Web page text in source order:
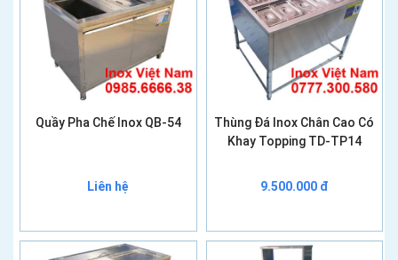
Quầy Pha Chế Inox QB-54
Liên hệ
Thùng Đá Inox Chân Cao Có
Khay Topping TD-TP14
9.500.000 đ